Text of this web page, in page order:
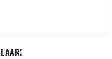
WINKELWAGEN